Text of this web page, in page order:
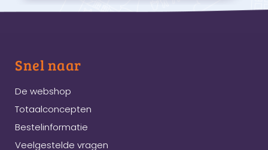
Snel naar
De webshop
Totaalconcepten
Bestelinformatie
Veelgestelde vragen